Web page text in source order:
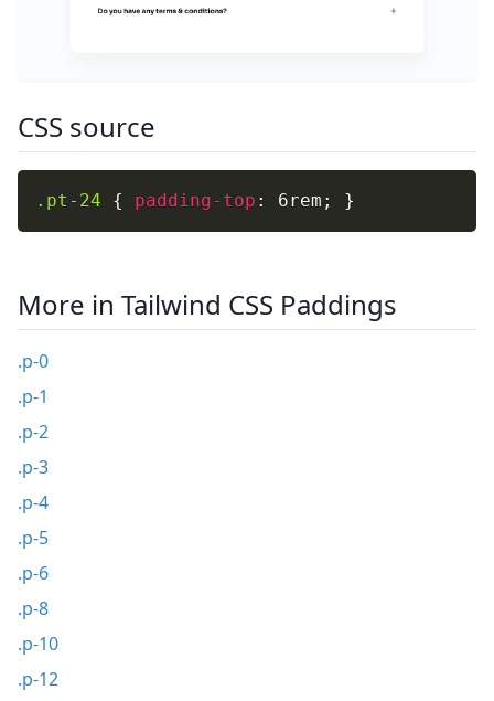
CSS source
.pt-24 { padding-top : 6rem ; }
More in Tailwind CSS Paddings
.p-0
.p-1
.p-2
.p-3
.p-4
.p-5
.p-6
.p-8
.p-10
.p-12